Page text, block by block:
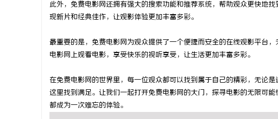
此外，免费电影网还拥有强大的搜索功能和推荐系统，帮助观众更快地
现新片和经典佳作，让观影体验更加丰富多彩。
最重要的是，免费电影网为观众提供了一个便捷而安全的在线观影平台
电影网上观看电影，享受快乐的视听享受，让生活更加丰富多彩。
在免费电影网的世界里，每一位观众都可以找到属于自己的精彩，无论
这里找到满足。让我们一起打开免费电影网的大门，探寻电影的无限可
都成为一次难忘的体验。
武汉配眼镜 上海配眼镜